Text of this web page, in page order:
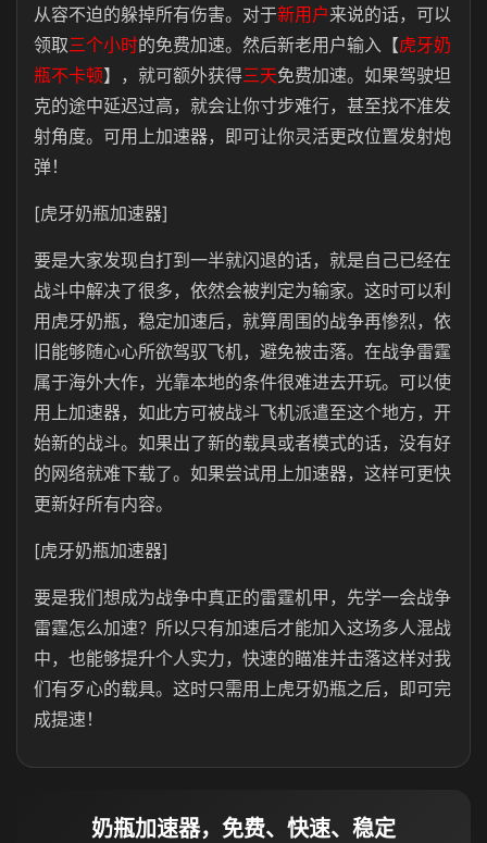
从容不迫的躲掉所有伤害。对于新用户来说的话，可以
领取三个小时的免费加速。然后新老用户输入【虎牙奶
瓶不卡顿】，就可额外获得三天免费加速。如果驾驶坦
克的途中延迟过高，就会让你寸步难行，甚至找不准发
射角度。可用上加速器，即可让你灵活更改位置发射炮
弹！
[虎牙奶瓶加速器]
要是大家发现自打到一半就闪退的话，就是自己已经在
战斗中解决了很多，依然会被判定为输家。这时可以利
用虎牙奶瓶，稳定加速后，就算周围的战争再惨烈，依
旧能够随心心所欲驾驭飞机，避免被击落。在战争雷霆
属于海外大作，光靠本地的条件很难进去开玩。可以使
用上加速器，如此方可被战斗飞机派遣至这个地方，开
始新的战斗。如果出了新的载具或者模式的话，没有好
的网络就难下载了。如果尝试用上加速器，这样可更快
更新好所有内容。
[虎牙奶瓶加速器]
要是我们想成为战争中真正的雷霆机甲，先学一会战争
雷霆怎么加速？所以只有加速后才能加入这场多人混战
中，也能够提升个人实力，快速的瞄准并击落这样对我
们有歹心的载具。这时只需用上虎牙奶瓶之后，即可完
成提速！
奶瓶加速器，免费、快速、稳定